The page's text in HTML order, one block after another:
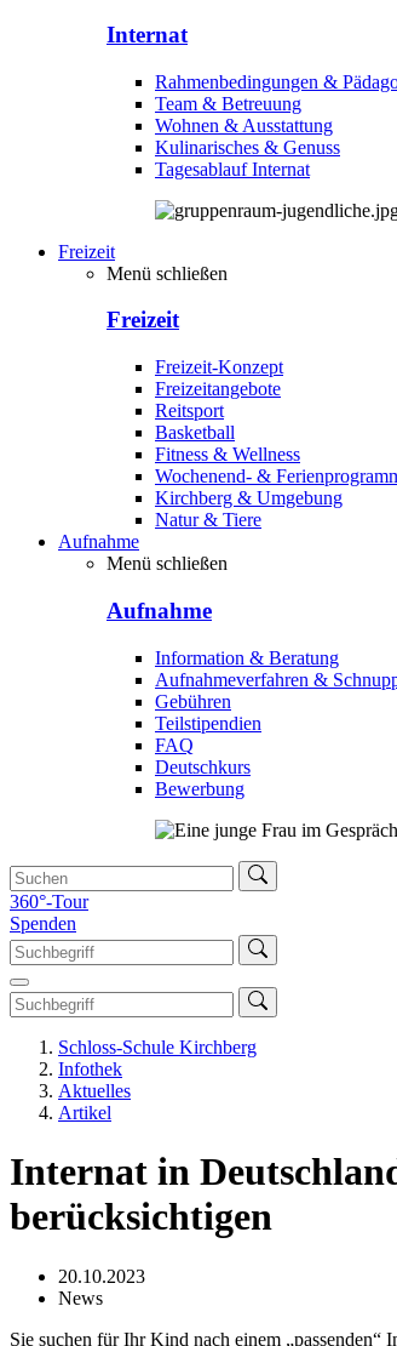
Internat
Rahmenbedingungen &
Team & Betreuung
Wohnen & Ausstattung
Kulinarisches & Genuss
Tagesablauf Internat
Freizeit
Menü schließen
Freizeit
Freizeit-Konzept
Freizeitangebote
Reitsport
Basketball
Fitness & Wellness
Wochenend- &
Kirchberg & Umgebung
Natur & Tiere
Aufnahme
Menü schließen
Aufnahme
Information & Beratung
Aufnahmeverfahren &
Gebühren
Teilstipendien
FAQ
Deutschkurs
Bewerbung
360°-Tour
Spenden
Schloss-Schule Kirchberg
Infothek
Aktuelles
Artikel
Internat in
berücksichtigen
20.10.2023
News
Sie suchen für Ihr Kind nach einem